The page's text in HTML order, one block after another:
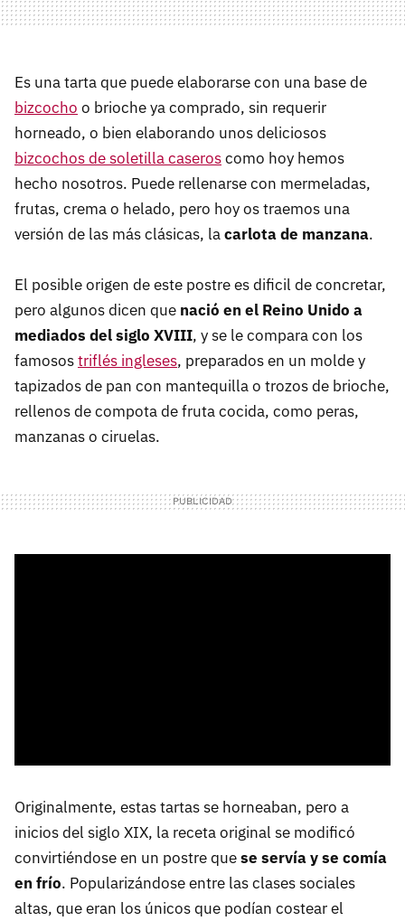
Es una tarta que puede elaborarse con una base de
bizcocho o brioche ya comprado, sin requerir
horneado, o bien elaborando unos deliciosos
bizcochos de soletilla caseroscomo hoy hemos
hecho nosotros. Puede rellenarse con mermeladas,
frutas, crema o helado, pero hoy os traemos una
versión de las más clásicas, lacarlota de manzana.
El posible origen de este postre es dificil de concretar,
pero algunos dicen que nació en el Reino Unido a
mediados del siglo XVIII, y se le compara con los
famosostriflés ingleses, preparados en un molde y
tapizados de pan con mantequilla o trozos de brioche,
rellenos de compota de fruta cocida, como peras,
manzanas o ciruelas.
Originalmente, estas tartas se horneaban, pero a
inicios del siglo XIX, la receta original se modificó
convirtiéndose en un postre quese servía y se comía
en frío. Popularizándose entre las clases sociales
altas, que eran los únicos que podían costear el